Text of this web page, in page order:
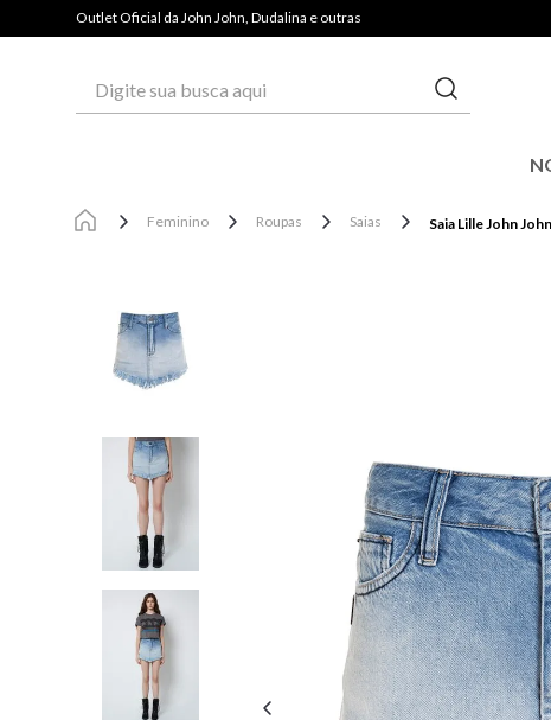
Outlet Oficial da John John, Dudalina e outras
Feminino Roupas Saias Saia Lille John